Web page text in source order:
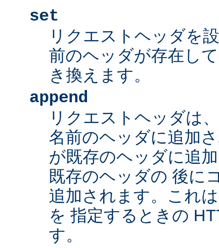
set
リクエストヘッダを
前のヘッダが存在し
き換えます。
append
リクエストヘッダは
名前のヘッダに追加
が既存のヘッダに追
既存のヘッダの 後に
追加されます。これ
を 指定するときの
す。